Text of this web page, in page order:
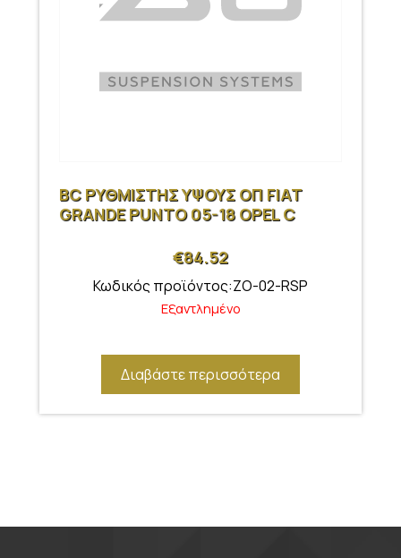
BC ΡΥΘΜΙΣΤΗΣ ΥΨΟΥΣ ΟΠ FIAT
GRANDE PUNTO 05-18 OPEL C
€84.52
Κωδικός προϊόντος:ZO-02-RSP
Εξαντλημένο
Διαβάστε περισσότερα